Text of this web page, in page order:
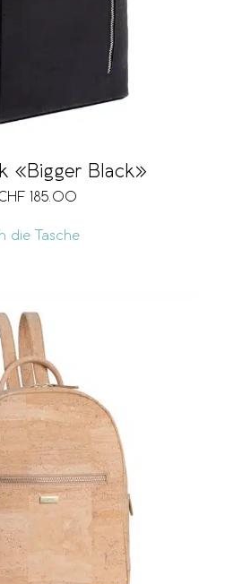
«Bigger Black»
185.00
In die Tasche